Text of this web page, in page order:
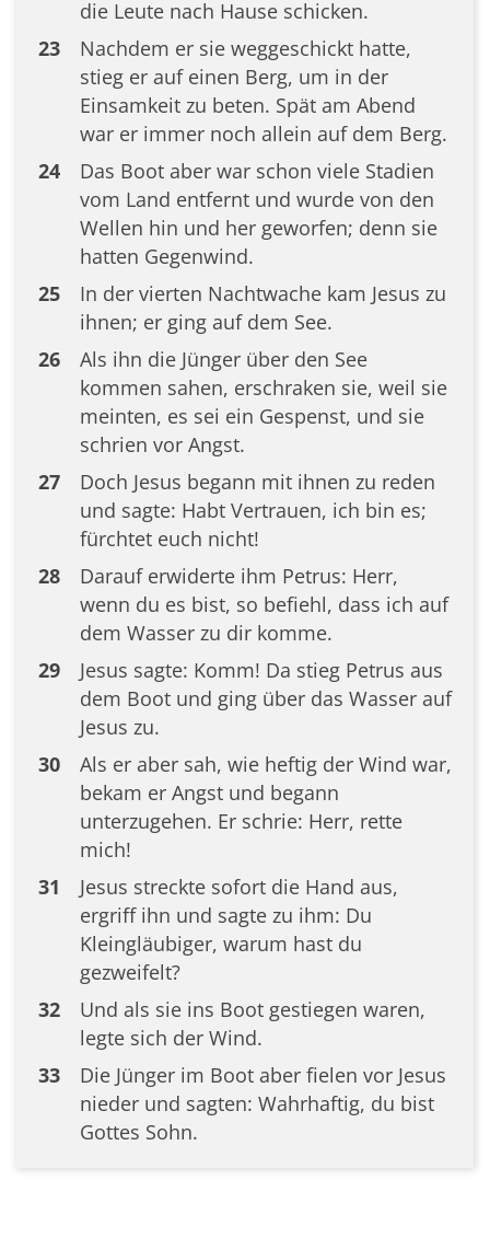
die Leute nach Hause schicken.
23
Nachdem er sie weggeschickt hatte,
stieg er auf einen Berg, um in der
Einsamkeit zu beten. Spät am Abend
war er immer noch allein auf dem Berg.
24
Das Boot aber war schon viele Stadien
vom Land entfernt und wurde von den
Wellen hin und her geworfen; denn sie
hatten Gegenwind.
25
In der vierten Nachtwache kam Jesus zu
ihnen; er ging auf dem See.
26
Als ihn die Jünger über den See
kommen sahen, erschraken sie, weil sie
meinten, es sei ein Gespenst, und sie
schrien vor Angst.
27
Doch Jesus begann mit ihnen zu reden
und sagte: Habt Vertrauen, ich bin es;
fürchtet euch nicht!
28
Darauf erwiderte ihm Petrus: Herr,
wenn du es bist, so befiehl, dass ich auf
dem Wasser zu dir komme.
29
Jesus sagte: Komm! Da stieg Petrus aus
dem Boot und ging über das Wasser auf
Jesus zu.
30
Als er aber sah, wie heftig der Wind war,
bekam er Angst und begann
unterzugehen. Er schrie: Herr, rette
mich!
31
Jesus streckte sofort die Hand aus,
ergriff ihn und sagte zu ihm: Du
Kleingläubiger, warum hast du
gezweifelt?
32
Und als sie ins Boot gestiegen waren,
legte sich der Wind.
33
Die Jünger im Boot aber fielen vor Jesus
nieder und sagten: Wahrhaftig, du bist
Gottes Sohn.